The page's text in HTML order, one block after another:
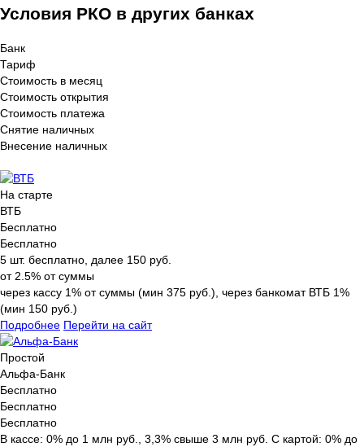
Условия РКО в других банках
Банк
Тариф
Стоимость в месяц
Стоимость открытия
Стоимость платежа
Снятие наличных
Внесение наличных
На старте
ВТБ
Бесплатно
Бесплатно
5 шт. бесплатно, далее 150 руб.
от 2.5% от суммы
через кассу 1% от суммы (мин 375 руб.), через банкомат ВТБ 1%
(мин 150 руб.)
Подробнее Перейти на сайт
Простой
Альфа-Банк
Бесплатно
Бесплатно
Бесплатно
В кассе: 0% до 1 млн руб., 3,3% свыше 3 млн руб. С картой: 0% до